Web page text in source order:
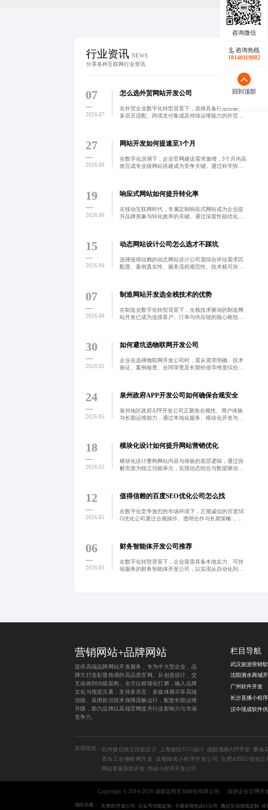
行业资讯 NEWS
分享各种互联网行业资讯
07
2026.07
怎么选外贸网站开发公司
在外贸企业数字化转型背景下，选择具备行业经验、
多语言适配、跨境支付集成及持续运维能力的外贸网
27
2026.06
网站开发如何提速至3个月
在数字化浪潮下，企业官网建设需求激增，3个月内高
效完成专业级网站搭建成为竞争关键。通过科学拆解
19
2026.06
响应式网站如何提升转化率
在移动互联网时代，专属定制响应式网站成为企业提
升品牌形象与转化效率的关键。通过深度性能优化与
15
2026.06
动态网站设计公司怎么选才不踩坑
选择值得信赖的动态网站设计公司需综合评估需求匹
配度、案例真实性、服务流程规范性、技术栈可持续
07
2026.06
制造网站开发选全栈技术的优势
在制造业数字化转型背景下，全栈技术驱动的制造网
站开发已成为连接客户、订单与供应链的核心枢纽。
30
2026.05
如何避坑选物联网开发公司
企业在选择物联网开发公司时，需从需求明确、技术
验证、案例核查、合同审查及长期价值等维度综合评
24
2026.05
泉州政府APP开发公司如何确保合规安全
泉州地区政府APP开发公司正聚焦合规性、用户体验
与长期运维能力，通过本地化服务、模块化开发与数
18
2026.05
模块化设计如何提升网站营销优化
模块化设计重构网站内容与体验的底层逻辑，通过拆
解页面为独立功能单元，实现动态组合与数据驱动优
12
2026.05
值得信赖的百度SEO优化公司怎么找
在数字化竞争激烈的市场环境下，正规诚信的百度SE
O优化公司通过合规操作、透明合作与长期策略，帮
06
2026.05
财务智能体开发公司推荐
在数字化转型背景下，企业亟需具备本地实力、可持
续服务的财务智能体开发公司，以实现从自动化到智
咨询热线
18140119082
回到顶部
营销网站+品牌网站
提供高端品牌网站开发服务，专为中大型企业、品
牌方打造彰显格调的高品质官网。从创意设计、交
互动效到功能架构，全方位精细化打磨，融入品牌
文化与视觉元素，支持多语言、多媒体展示等高端
功能。采用前沿技术保障流畅运行，配套长期运维
升级，助力品牌以高端官网提升行业影响力与市场
竞争力。
栏目导航
沈阳酒水商城
广州软件开发
友情链接： 杭州微信推文排版设计 上海微信SVG设计 成都视频APP开发
攀枝
青岛工业物联网开发
成都抽奖小程序开发公司
合肥AISEO优化公
网站客服系统开发
陪诊小程序开发公司
Copyright © 2014-2026 成都蓝橙互动科技有限公司 深耕企业官网开
地区合集： 天津H5开发公司 公众号功能定制 卡通表情包设计公司 微信互动游戏定制